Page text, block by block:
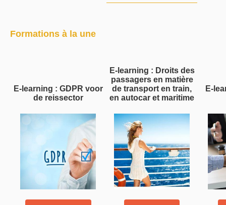
Formations à la une
E-learning : GDPR voor
de reissector
E-learning : Droits des
passagers en matière
de transport en train,
en autocar et maritime
E-